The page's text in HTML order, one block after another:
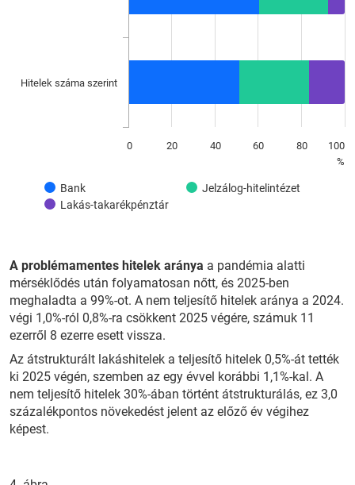
%
Bank
Jelzálog-hitelintézet
Lakás-takarékpénztár
0 20 40 60 80 100
Hitelek száma szerint
A problémamentes hitelek aránya a pandémia alatti
mérséklődés után folyamatosan nőtt, és 2025-ben
meghaladta a 99%-ot. A nem teljesítő hitelek aránya a 2024.
végi 1,0%-ról 0,8%-ra csökkent 2025 végére, számuk 11
ezerről 8 ezerre esett vissza.
Az átstrukturált lakáshitelek a teljesítő hitelek 0,5%-át tették
ki 2025 végén, szemben az egy évvel korábbi 1,1%-kal. A
nem teljesítő hitelek 30%-ában történt átstrukturálás, ez 3,0
százalékpontos növekedést jelent az előző év végihez
képest.